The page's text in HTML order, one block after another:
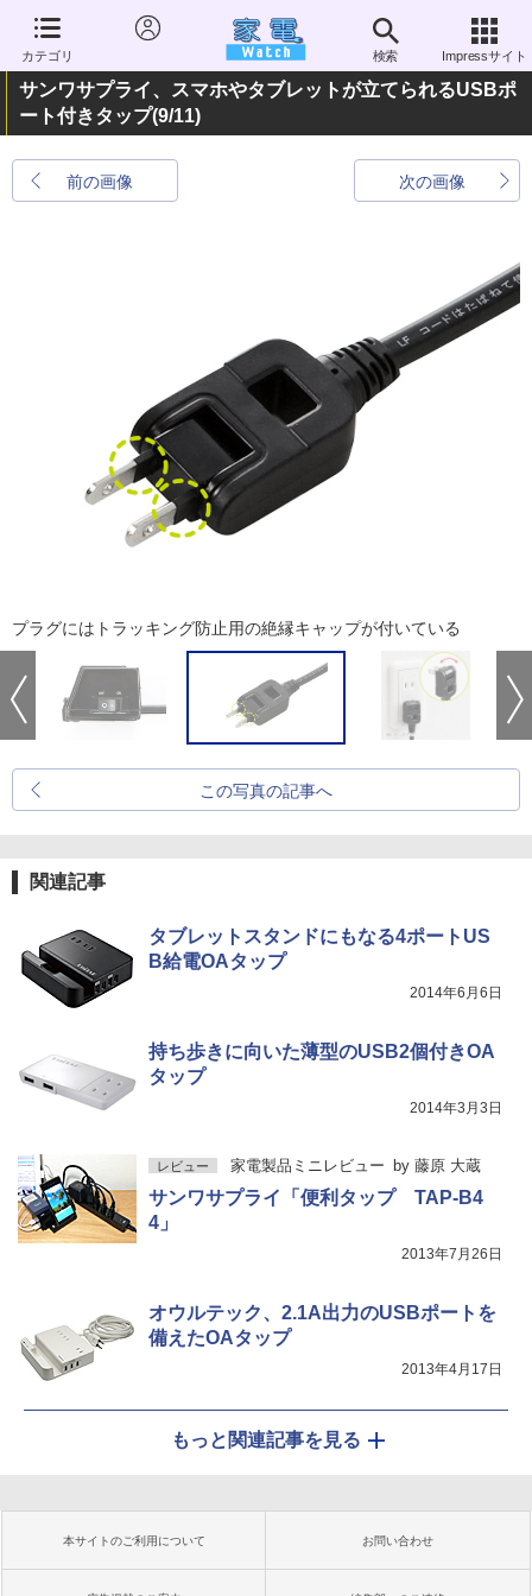
カテゴリ 検索 Impressサイト
サンワサプライ、スマホやタブレットが立てられるUSBポ
ート付きタップ(9/11)
前の画像 次の画像
プラグにはトラッキング防止用の絶縁キャップが付いている
この写真の記事へ
関連記事
タブレットスタンドにもなる4ポートUS
B給電OAタップ
2014年6月6日
持ち歩きに向いた薄型のUSB2個付きOA
タップ
2014年3月3日
レビュー 家電製品ミニレビュー by 藤原 大蔵
サンワサプライ「便利タップ TAP-B4
4」
2013年7月26日
オウルテック、2.1A出力のUSBポートを
備えたOAタップ
2013年4月17日
もっと関連記事を見る
本サイトのご利用について お問い合わせ